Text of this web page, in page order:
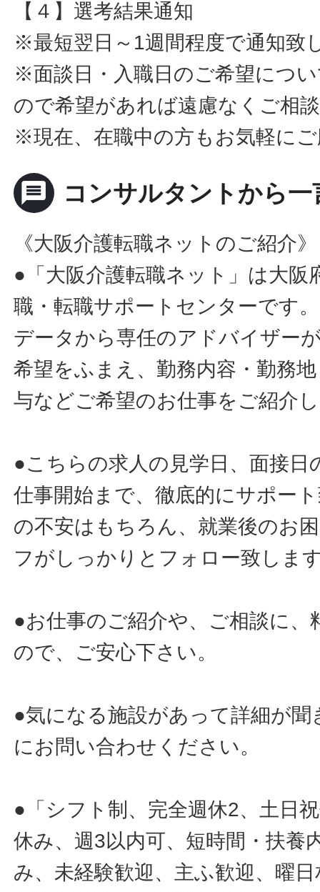
【４】選考結果通知
※最短翌日～1週間程度で通知致
※面談日・入職日のご希望につ
ので希望があれば遠慮なくご相
※現在、在職中の方もお気軽に
message コンサルタントから一
《大阪介護転職ネットのご紹介》
●「大阪介護転職ネット」は大阪
職・転職サポートセンターです
データから専任のアドバイザー
希望をふまえ、勤務内容・勤務
与などご希望のお仕事をご紹介
●こちらの求人の見学日、面接日
仕事開始まで、徹底的にサポー
の不安はもちろん、就業後のお
フがしっかりとフォロー致しま
●お仕事のご紹介や、ご相談に
ので、ご安心下さい。
●気になる施設があって詳細が
にお問い合わせください。
●「シフト制、完全週休2、土日
休み、週3以内可、短時間・扶養
み、未経験歓迎、主ふ歓迎、曜